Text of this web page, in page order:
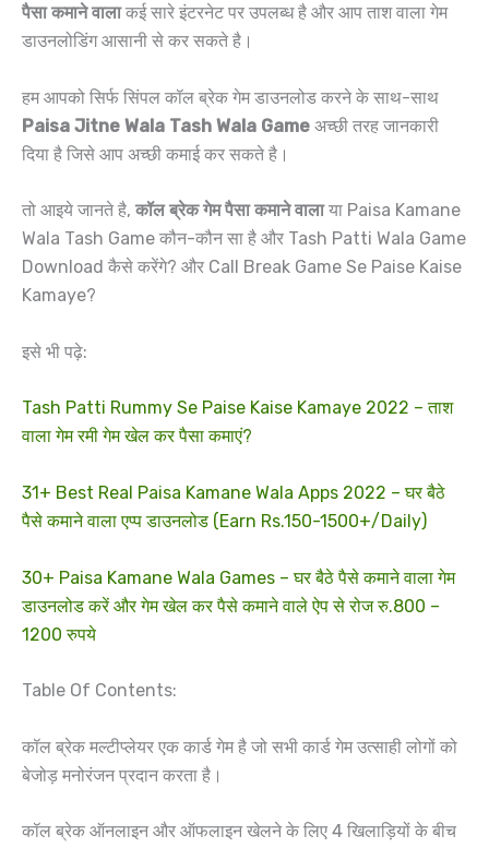
पैसा कमाने वालाकई सारे इंटरनेट पर उपलब्ध है और आप ताश वाला गेम
डाउनलोडिंग आसानी से कर सकते है।
हम आपको सिर्फ सिंपल कॉल ब्रेक गेम डाउनलोड करने के साथ-साथ
Paisa Jitne Wala Tash Wala Game अच्छी तरह जानकारी
दिया है जिसे आप अच्छी कमाई कर सकते है।
तो आइये जानते है, कॉल ब्रेक गेम पैसा कमाने वालाया Paisa Kamane
Wala Tash Game कौन-कौन सा है और Tash Patti Wala Game
Download कैसे करेंगे? और Call Break Game Se Paise Kaise
Kamaye?
इसे भी पढ़े:
Tash Patti Rummy Se Paise Kaise Kamaye 2022 – ताश
वाला गेम रमी गेम खेल कर पैसा कमाएं?
31+ Best Real Paisa Kamane Wala Apps 2022 – घर बैठे
पैसे कमाने वाला एप्प डाउनलोड (Earn Rs.150-1500+/Daily)
30+ Paisa Kamane Wala Games – घर बैठे पैसे कमाने वाला गेम
डाउनलोड करें और गेम खेल कर पैसे कमाने वाले ऐप से रोज रु.800 –
1200 रुपये
Table Of Contents:
कॉल ब्रेक मल्टीप्लेयर एक कार्ड गेम है जो सभी कार्ड गेम उत्साही लोगों को
बेजोड़ मनोरंजन प्रदान करता है।
कॉल ब्रेक ऑनलाइन और ऑफलाइन खेलने के लिए 4 खिलाड़ियों के बीच